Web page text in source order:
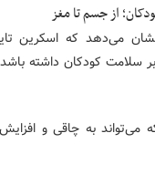
از جسم تا مغز
می‌دهد که اسکرین
سلامت کودکان داشته
به چاقی و